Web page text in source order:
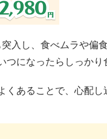
入し、食べムラや偏
つになったらしっか
くあることで、心配